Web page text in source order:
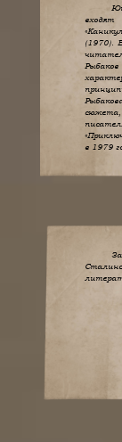
(1970).
в 1979